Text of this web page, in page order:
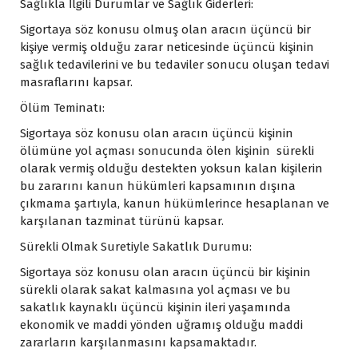
Sağlıkla İlgili Durumlar ve Sağlık Giderleri:
Sigortaya söz konusu olmuş olan aracın üçüncü bir
kişiye vermiş olduğu zarar neticesinde üçüncü kişinin
sağlık tedavilerini ve bu tedaviler sonucu oluşan tedavi
masraflarını kapsar.
Ölüm Teminatı:
Sigortaya söz konusu olan aracın üçüncü kişinin
ölümüne yol açması sonucunda ölen kişinin sürekli
olarak vermiş olduğu destekten yoksun kalan kişilerin
bu zararını kanun hükümleri kapsamının dışına
çıkmama şartıyla, kanun hükümlerince hesaplanan ve
karşılanan tazminat türünü kapsar.
Sürekli Olmak Suretiyle Sakatlık Durumu:
Sigortaya söz konusu olan aracın üçüncü bir kişinin
sürekli olarak sakat kalmasına yol açması ve bu
sakatlık kaynaklı üçüncü kişinin ileri yaşamında
ekonomik ve maddi yönden uğramış olduğu maddi
zararların karşılanmasını kapsamaktadır.